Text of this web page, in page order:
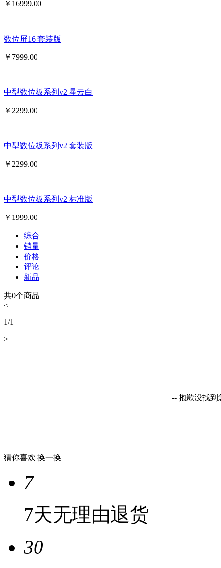
￥ 16999.00
数位屏16 套装版
￥ 7999.00
中型数位板系列v2 星云白
￥2299.00
中型数位板系列v2 套装版
￥2299.00
中型数位板系列v2 标准版
￥ 1999.00
综合
销量
价格
评论
新品
共0个商品
<
1/1
>
-- 抱歉没找到
猜你喜欢 换一换
7
7天无理由退货
30